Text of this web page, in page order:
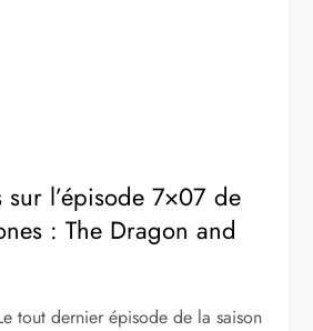
sur l’épisode 7×07 de
: The Dragon and
tout dernier épisode de la saison